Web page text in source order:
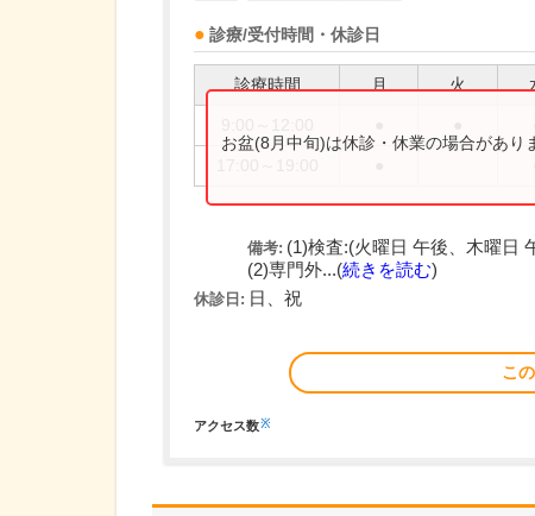
診療/受付時間・休診日
診療時間 月 火
お盆(8月中旬)は休診・休業の場合があり
備考: (1)検査:(火曜日 午後、木曜日
(2)専門外...(続きを読む)
休診日: 日、祝
こ
アクセス数※